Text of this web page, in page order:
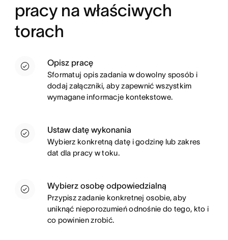
pracy na właściwych
torach
Opisz pracę
Sformatuj opis zadania w dowolny sposób i
dodaj załączniki, aby zapewnić wszystkim
wymagane informacje kontekstowe.
Ustaw datę wykonania
Wybierz konkretną datę i godzinę lub zakres
dat dla pracy w toku.
Wybierz osobę odpowiedzialną
Przypisz zadanie konkretnej osobie, aby
uniknąć nieporozumień odnośnie do tego, kto i
co powinien zrobić.